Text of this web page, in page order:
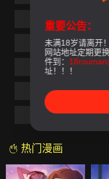
第33話
第37話 第38
第41話 第42
第45話 第46
第49話 第50
热门漫画
重要公告：
未满18岁请离开！
网站地址定期更
件到：
址！！！